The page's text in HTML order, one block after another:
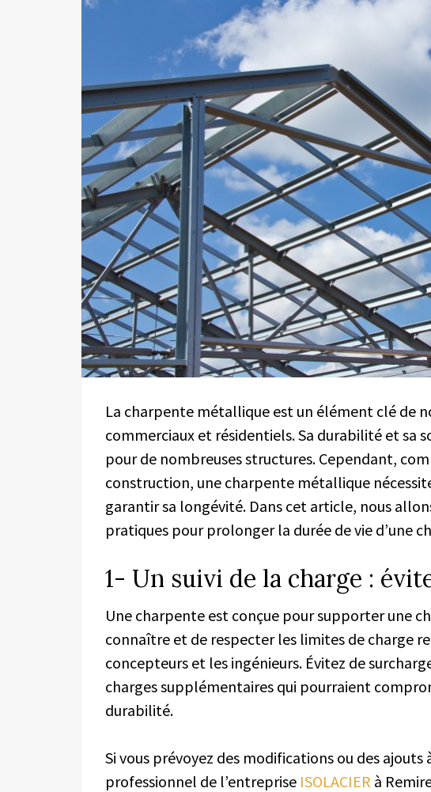
La charpente métallique est un élément clé de
commerciaux et résidentiels. Sa durabilité et sa
pour de nombreuses structures. Cependant,
construction, une charpente métallique
garantir sa longévité. Dans cet article, nous
pratiques pour prolonger la durée de vie d’une
1- Un suivi de la charge :
Une charpente est conçue pour supporter une
connaître et de respecter les limites de charge
concepteurs et les ingénieurs. Évitez de
charges supplémentaires qui pourraient
durabilité.
Si vous prévoyez des modifications ou des
professionnel de l’entreprise ISOLACIER à